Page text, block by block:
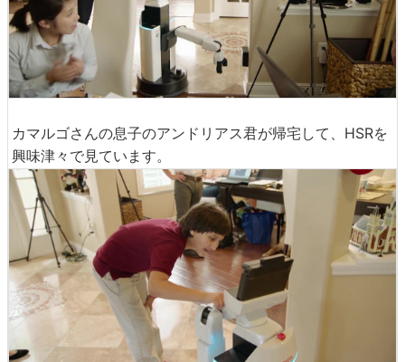
カマルゴさんの息子のアンドリアス君が帰宅して、HSRを
興味津々で見ています。